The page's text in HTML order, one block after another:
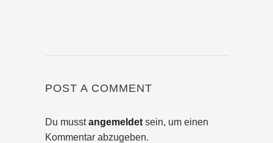
POST A COMMENT
Du musstangemeldet sein, um einen
Kommentar abzugeben.